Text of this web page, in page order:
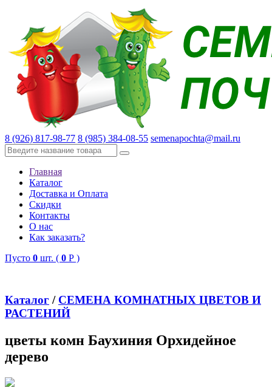
8 (926) 817-98-77 8 (985) 384-08-55 semenapochta@mail.ru
Главная
Каталог
Доставка и Оплата
Скидки
Контакты
О нас
Как заказать?
Пусто 0 шт. ( 0 Р )
Каталог / СЕМЕНА КОМНАТНЫХ ЦВЕТОВ И
РАСТЕНИЙ
цветы комн Баухиния Орхидейное
дерево